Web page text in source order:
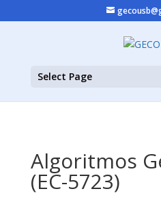
Select Page
Algoritmos
(EC-5723)